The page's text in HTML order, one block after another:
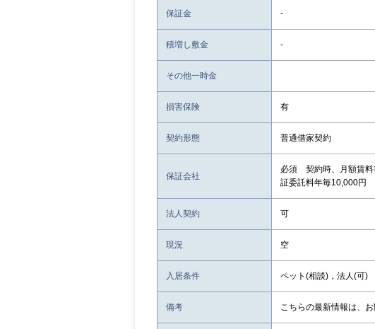
保証金 -
積増し敷金 -
その他一時金
損害保険 有
契約形態 普通借家契約
保証会社
必須 契約時、月額賃
証委託料年毎10,000円
法人契約 可
現況 空
入居条件 ペット(相談)，法人(可)
備考 こちらの最新情報は、お